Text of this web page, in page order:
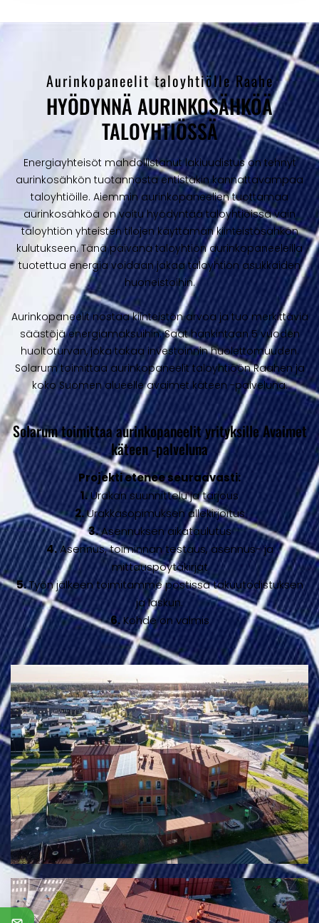
Aurinkopaneelit taloyhtiölle Raahe
HYÖDYNNÄ AURINKOSÄHKÖÄ
TALOYHTIÖSSÄ
Energiayhteisöt mahdollistanut lakiuudistus on tehnyt
aurinkosähkön tuotannosta entistäkin kannattavampaa
taloyhtiöille. Aiemmin aurinkopaneelien tuottamaa
aurinkosähköä on voitu hyödyntää taloyhtiöissä vain
taloyhtiön yhteisten tilojen käyttämän kiinteistösähkön
kulutukseen. Tänä päivänä taloyhtiön aurinkopaneeleilla
tuotettua energia voidaan jakaa taloyhtiön asukkaiden
huoneistoihin.
Aurinkopaneelit nostaa kiinteistön arvoa ja tuo merkittäviä
säästöjä energiamaksuihin. Saat hankintaan 5 vuoden
huoltoturvan, joka takaa investoinnin huolettomuuden.
Solarum toimittaa aurinkopaneelit taloyhtiöön Raahen ja
koko Suomen alueelle avaimet käteen -palveluna.
Solarum toimittaa aurinkopaneelit yrityksille Avaimet
käteen -palveluna
Projekti etenee seuraavasti:
1.Urakan suunnittelu ja tarjous
2.Urakkasopimuksen allekirjoitus
3.Asennuksen aikataulutus
4.Asennus, toiminnan testaus, asennus- ja
mittauspöytäkirjat
5.Työn jälkeen toimitamme postissa takuutodistuksen
ja laskun.
6.Kohde on valmis